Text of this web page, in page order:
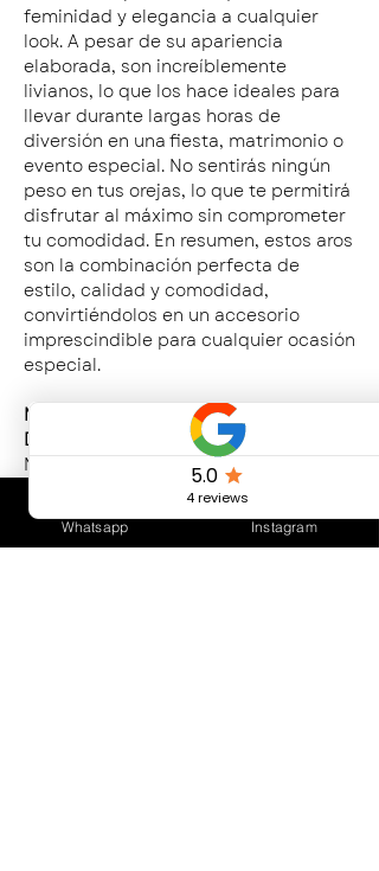
feminidad y elegancia a cualquier
look. A pesar de su apariencia
elaborada, son increíblemente
livianos, lo que los hace ideales para
llevar durante largas horas de
diversión en una fiesta, matrimonio o
evento especial. No sentirás ningún
peso en tus orejas, lo que te permitirá
disfrutar al máximo sin comprometer
tu comodidad. En resumen, estos aros
son la combinación perfecta de
estilo, calidad y comodidad,
convirtiéndolos en un accesorio
imprescindible para cualquier ocasión
especial.
Material: Aleación de Zinc, NO LIBRES
DE NICKEL.
Medidas: 6,5 cms de alto x 3,7 cms de
CUIDADOS DEL PRODUCTO
Whatsapp Instagram